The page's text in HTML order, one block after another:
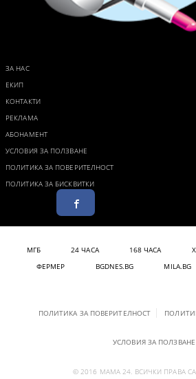
ЗА НАС
ЕКИП
КОНТАКТИ
РЕКЛАМА
АБОНАМЕНТ
УСЛОВИЯ ЗА ПОЛЗВАНЕ
ПОЛИТИКА ЗА ПОВЕРИТЕЛНОСТ
ПОЛИТИКА ЗА БИСКВИТКИ
МГБ 24 ЧАСА 168 ЧАСА
ФЕРМЕР
BGDNES.BG MILA.BG
ПОЛИТИКА ЗА ПОВЕРИТЕЛНОСТ
УСЛОВИЯ ЗА ПОЛЗВАНЕ
© 2016 МАМА 24. ВСИЧКИ ПРАВА СА